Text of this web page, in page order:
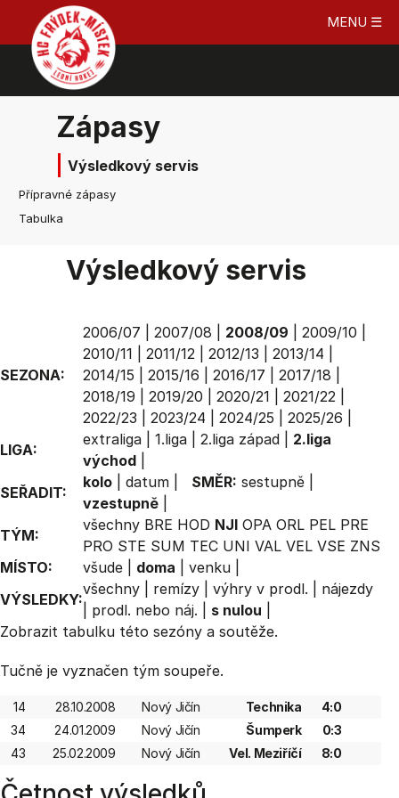
MENU ☰
Zápasy
Výsledkový servis
Přípravné zápasy
Tabulka
Výsledkový servis
SEZONA:
2006/07 2007/08 2008/09 2009/10
2010/11
2011/12 2012/13 2013/14
2014/15
2015/16 2016/17 2017/18
2018/19
2019/20 2020/21 2021/22
2022/23
2023/24 2024/25 2025/26
LIGA:
extraliga 1.liga 2.liga západ
2.liga
východ
SEŘADIT:
kolo datum SMĚR: sestupně
vzestupně
TÝM:
všechny BRE HOD NJI OPA ORL PEL PRE
PRO STE SUM TEC UNI VAL VEL VSE ZNS
MÍSTO:
všude doma venku
VÝSLEDKY:
všechny remízy výhry v prodl.
nájezdy
prodl. nebo náj. s nulou
Zobrazit tabulku této sezóny a soutěže.
Tučně je vyznačen tým soupeře.
14 28.10.2008 Nový Jičín Technika
4:0
34
24.01.2009 Nový Jičín Šumperk
0:3
43
25.02.2009 Nový Jičín Vel. Meziříčí 8:0